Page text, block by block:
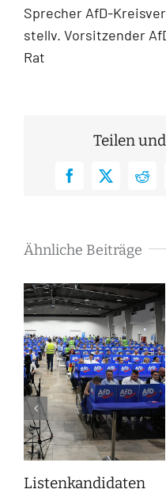
Sprecher AfD-
stellv. Vorsitzender
Rat
Teilen
Facebook
X
Ähnliche Beiträge
Listenkandidaten